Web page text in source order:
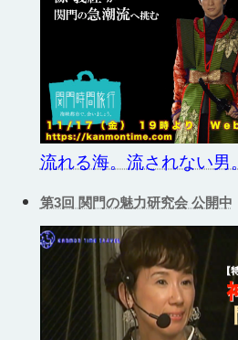
流れる海。流されない男。
第3回 関門の魅力研究会 公開中